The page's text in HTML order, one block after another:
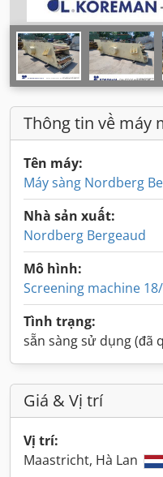
Thông tin về máy
Tên máy:
Máy sàng Nordberg
Nhà sản xuất:
Nordberg Bergeaud
Mô hình:
Screening machine
Tình trạng:
sẵn sàng sử dụng (đã
Giá & Vị trí
Vị trí:
Maastricht, Hà Lan